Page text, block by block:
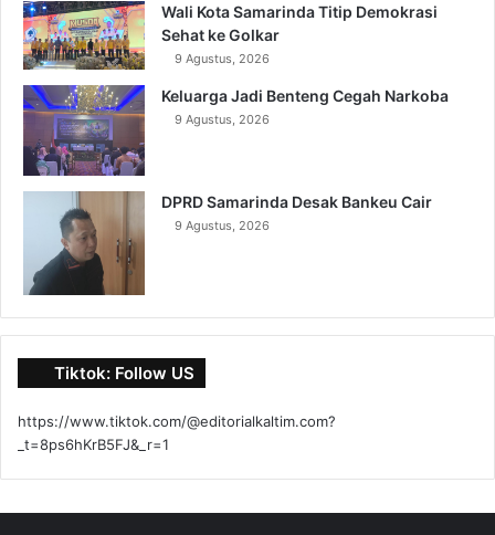
Wali Kota Samarinda Titip Demokrasi
Sehat ke Golkar
9 Agustus, 2026
Keluarga Jadi Benteng Cegah Narkoba
9 Agustus, 2026
DPRD Samarinda Desak Bankeu Cair
9 Agustus, 2026
Tiktok: Follow US
https://www.tiktok.com/@editorialkaltim.com?
_t=8ps6hKrB5FJ&_r=1